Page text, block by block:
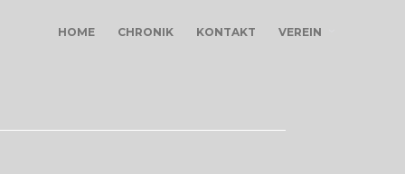
HOME CHRONIK KONTAKT VEREIN